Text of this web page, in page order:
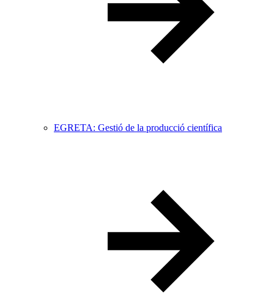
EGRETA: Gestió de la producció científica